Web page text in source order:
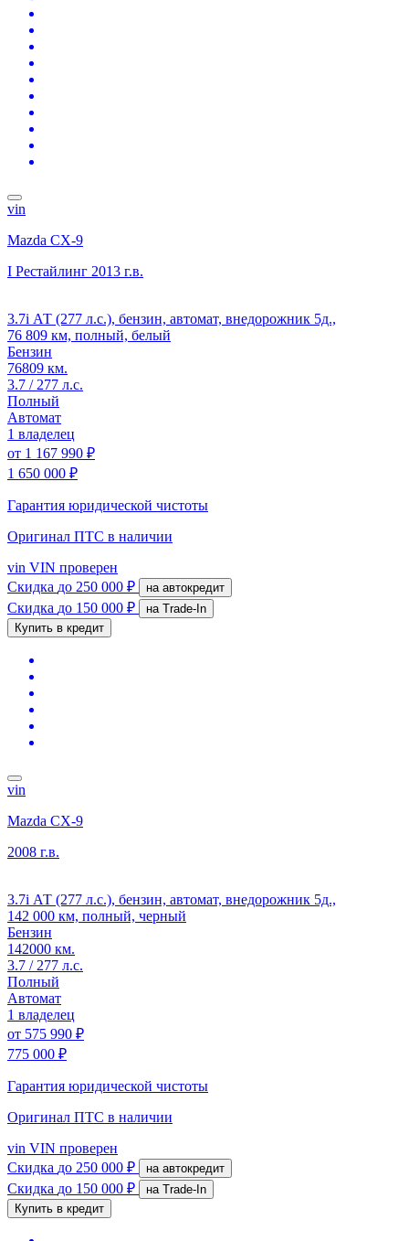
vin
Mazda CX-9
I Рестайлинг 2013 г.в.
3.7i АТ (277 л.с.), бензин, автомат, внедорожник 5д.,
76 809 км, полный, белый
Бензин
76809 км.
3.7 / 277 л.с.
Полный
Автомат
1 владелец
от 1 167 990 ₽
1 650 000 ₽
Гарантия юридической чистоты
Оригинал ПТС в наличии
vin VIN проверен
Скидка до 250 000 ₽ на автокредит
Скидка до 150 000 ₽
на Trade-In
Купить в кредит
vin
Mazda CX-9
2008 г.в.
3.7i АТ (277 л.с.), бензин, автомат, внедорожник 5д.,
142 000 км, полный, черный
Бензин
142000 км.
3.7 / 277 л.с.
Полный
Автомат
1 владелец
от 575 990 ₽
775 000 ₽
Гарантия юридической чистоты
Оригинал ПТС в наличии
vin VIN проверен
Скидка до 250 000 ₽ на автокредит
Скидка до 150 000 ₽
на Trade-In
Купить в кредит